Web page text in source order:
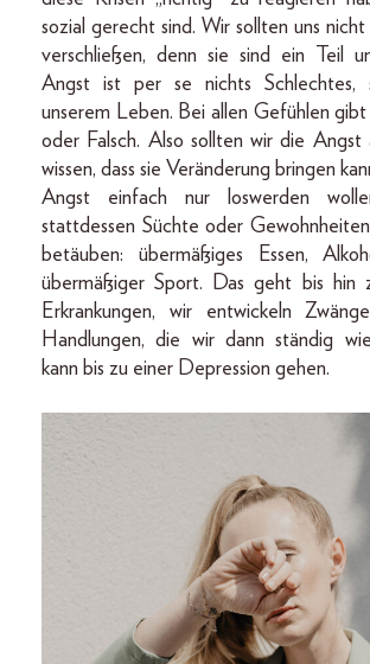
sozial gerecht sind. Wir sollten uns
verschließen, denn sie sind ein Teil
Angst ist per se nichts Schlechtes,
unserem Leben. Bei allen Gefühlen
oder Falsch. Also sollten wir die Angst
wissen, dass sie Veränderung bringen
Angst einfach nur loswerden
stattdessen Süchte oder
betäuben: übermäßiges Essen,
übermäßiger Sport. Das geht bis hin
Erkrankungen, wir entwickeln
Handlungen, die wir dann ständig
kann bis zu einer Depression gehen.